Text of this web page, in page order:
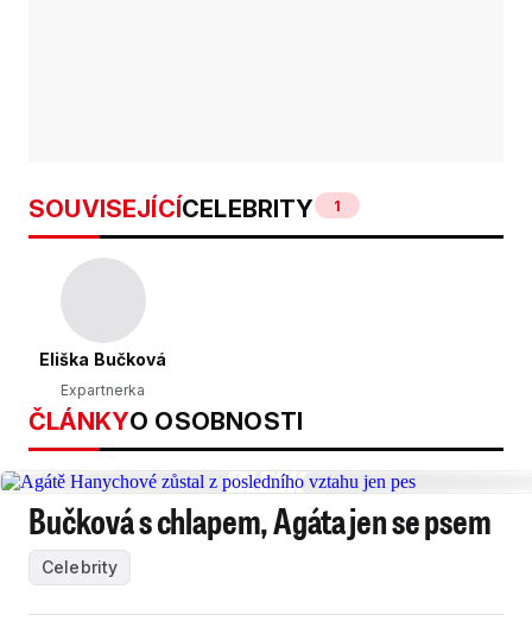
SOUVISEJÍCÍCELEBRITY 1
Eliška Bučková
Expartnerka
ČLÁNKYO OSOBNOSTI
Bučková s chlapem, Agáta jen se psem
Celebrity